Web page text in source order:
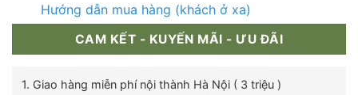
Hướng dẫn mua hàng (khách ở xa)
CAM KẾT - KUYẾN MÃI - ƯU ĐÃI
1. Giao hàng miễn phí nội thành Hà Nội ( 3 triệu )